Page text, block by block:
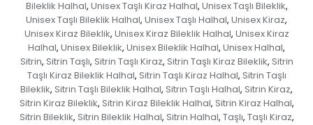
Bileklik Halhal, Unisex Taşlı Kiraz Halhal, Unisex Taşlı Bileklik,
Unisex Taşlı Bileklik Halhal, Unisex Taşlı Halhal, Unisex Kiraz,
Unisex Kiraz Bileklik, Unisex Kiraz Bileklik Halhal, Unisex Kiraz
Halhal, Unisex Bileklik, Unisex Bileklik Halhal, Unisex Halhal,
Sitrin, Sitrin Taşlı, Sitrin Taşlı Kiraz, Sitrin Taşlı Kiraz Bileklik, Sitrin
Taşlı Kiraz Bileklik Halhal, Sitrin Taşlı Kiraz Halhal, Sitrin Taşlı
Bileklik, Sitrin Taşlı Bileklik Halhal, Sitrin Taşlı Halhal, Sitrin Kiraz,
Sitrin Kiraz Bileklik, Sitrin Kiraz Bileklik Halhal, Sitrin Kiraz Halhal,
Sitrin Bileklik, Sitrin Bileklik Halhal, Sitrin Halhal, Taşlı, Taşlı Kiraz,